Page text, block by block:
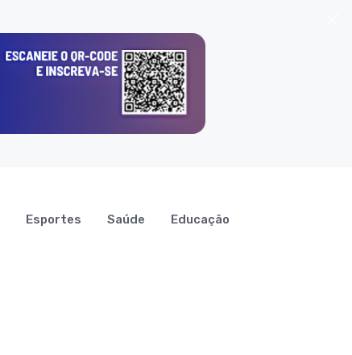
Esportes Saúde Educação